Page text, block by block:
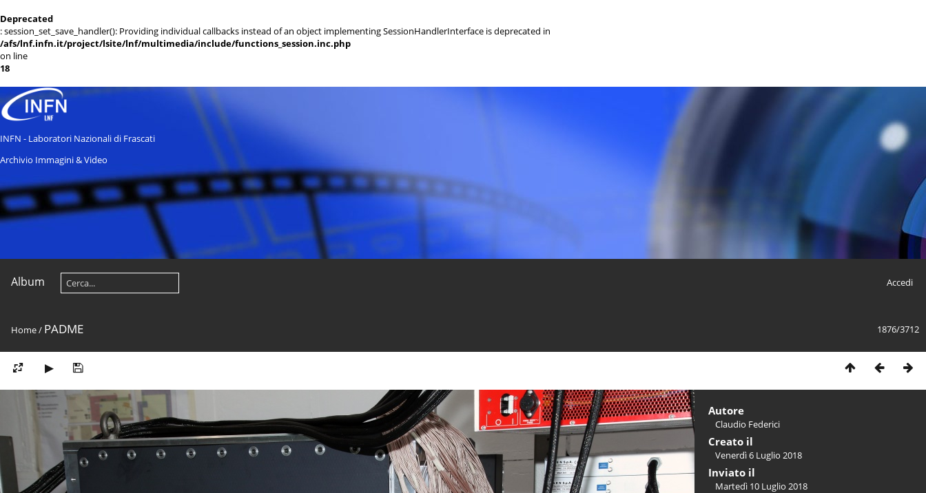
Deprecated
: session_set_save_handler(): Providing individual callbacks instead of an object implementing SessionHandlerInterface is deprecated in
/afs/lnf.infn.it/project/lsite/lnf/multimedia/include/functions_session.inc.php
on line
18
INFN - Laboratori Nazionali di Frascati
Archivio Immagini & Video
Album Accedi
1876/3712
Home/ PADME
Autore
Claudio Federici
Creato il
Venerdì 6 Luglio 2018
Inviato il
Martedì 10 Luglio 2018